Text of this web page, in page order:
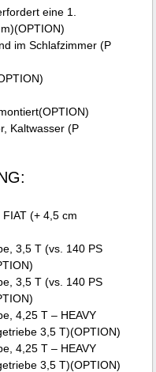
eine 1.
im Schlafzimmer (P
Kaltwasser (P
(+ 4,5 cm
3,5 T (vs. 140 PS
3,5 T (vs. 140 PS
4,25 T – HEAVY
3,5 T)(OPTION)
4,25 T – HEAVY
3,5 T)(OPTION)